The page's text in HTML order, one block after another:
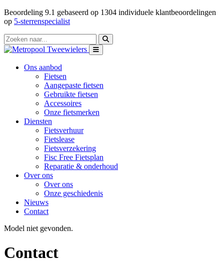
Beoordeling 9.1 gebaseerd op 1304 individuele klantbeoordelingen
op 5-sterrenspecialist
Ons aanbod
Fietsen
Aangepaste fietsen
Gebruikte fietsen
Accessoires
Onze fietsmerken
Diensten
Fietsverhuur
Fietslease
Fietsverzekering
Fisc Free Fietsplan
Reparatie & onderhoud
Over ons
Over ons
Onze geschiedenis
Nieuws
Contact
Model niet gevonden.
Contact